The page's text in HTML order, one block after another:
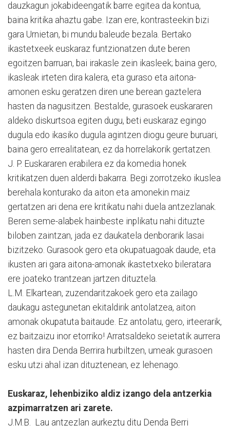
dauzkagun jokabideengatik barre egitea da kontua,
baina kritika ahaztu gabe. Izan ere, kontrasteekin bizi
gara Urnietan, bi mundu baleude bezala. Bertako
ikastetxeek euskaraz funtzionatzen dute beren
egoitzen barruan, bai irakasle zein ikasleek; baina gero,
ikasleak irteten dira kalera, eta guraso eta aitona-
amonen esku geratzen diren une berean gaztelera
hasten da nagusitzen. Bestalde, gurasoek euskararen
aldeko diskurtsoa egiten dugu, beti euskaraz egingo
dugula edo ikasiko dugula agintzen diogu geure buruari,
baina gero errealitatean, ez da horrelakorik gertatzen.
J. P. Euskararen erabilera ez da komedia honek
kritikatzen duen alderdi bakarra. Begi zorrotzeko ikuslea
berehala konturako da aiton eta amonekin maiz
gertatzen ari dena ere kritikatu nahi duela antzezlanak.
Beren seme-alabek hainbeste inplikatu nahi dituzte
biloben zaintzan, jada ez daukatela denborarik lasai
bizitzeko. Gurasook gero eta okupatuagoak daude, eta
ikusten ari gara aitona-amonak ikastetxeko bileratara
ere joateko trantzean jartzen dituztela.
L.M. Elkartean, zuzendaritzakoek gero eta zailago
daukagu astegunetan ekitaldirik antolatzea, aiton
amonak okupatuta baitaude. Ez antolatu, gero, irteerarik,
ez baitzaizu inor etorriko! Arratsaldeko seietatik aurrera
hasten dira Denda Berrira hurbiltzen, umeak gurasoen
esku utzi ahal izan dituztenean, ez lehenago.
Euskaraz, lehenbiziko aldiz izango dela antzerkia
azpimarratzen ari zarete.
J.M.B. Lau antzezlan aurkeztu ditu Denda Berri